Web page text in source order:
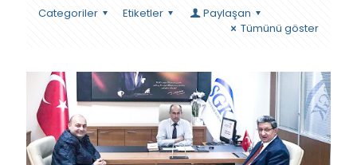
Categoriler Etiketler
Paylaşan
Tümünü göster